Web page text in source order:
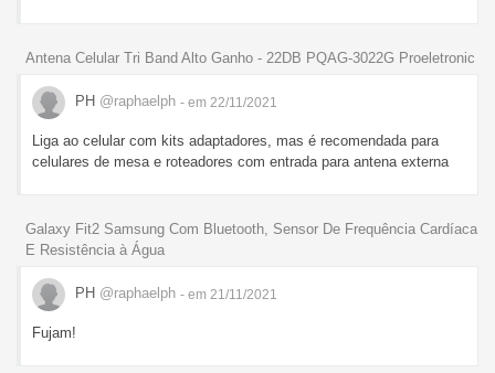
Antena Celular Tri Band Alto Ganho - 22DB PQAG-3022G Proeletronic
PH @raphaelph - em 22/11/2021
Liga ao celular com kits adaptadores, mas é recomendada para
celulares de mesa e roteadores com entrada para antena externa
Galaxy Fit2 Samsung Com Bluetooth, Sensor De Frequência Cardíaca
E Resistência à Água
PH @raphaelph - em 21/11/2021
Fujam!